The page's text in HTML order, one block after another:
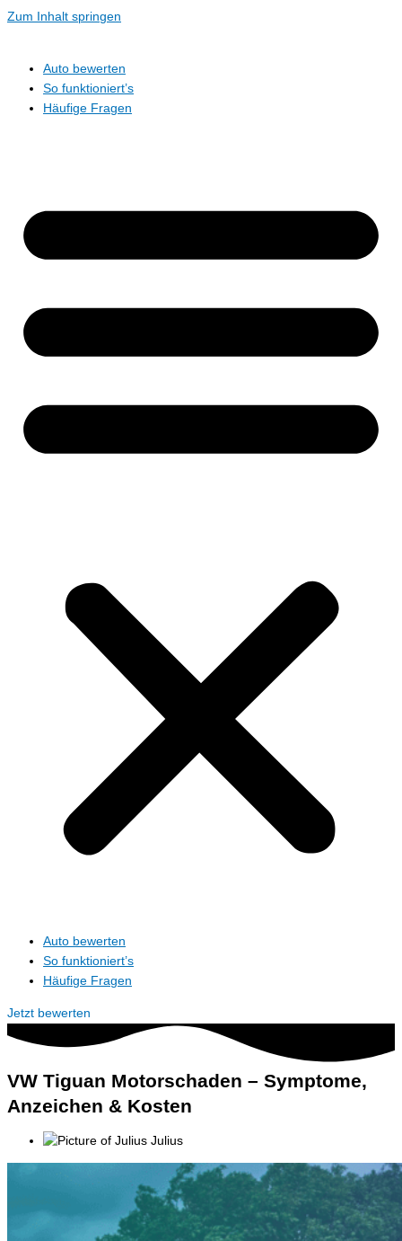
Zum Inhalt springen
Auto bewerten
So funktioniert’s
Häufige Fragen
Auto bewerten
So funktioniert’s
Häufige Fragen
Jetzt bewerten
VW Tiguan Motorschaden – Symptome,
Anzeichen & Kosten
Julius